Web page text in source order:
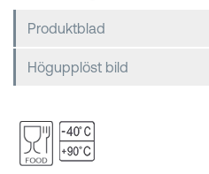
Produktblad
Högupplöst bild